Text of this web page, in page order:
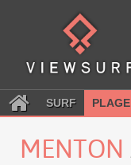
SURF PLAGE
MENTON